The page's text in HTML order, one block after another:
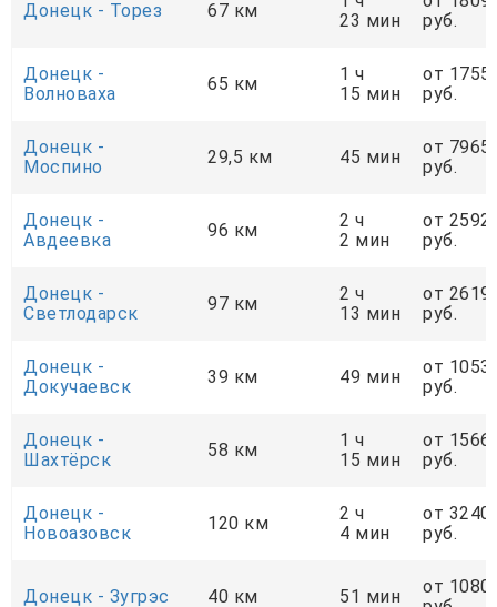
Донецк - Торез 67 км
23 мин
руб.
Донецк -
Волноваха
65 км
1 ч
15 мин
от 1755
руб.
Донецк -
Моспино
29,5 км 45 мин
от 7965
руб.
Донецк -
Авдеевка
96 км
2 ч
2 мин
от 2592
руб.
Донецк -
Светлодарск
97 км
2 ч
13 мин
от 2619
руб.
Донецк -
Докучаевск
39 км 49 мин
от 1053
руб.
Донецк -
Шахтёрск
58 км
1 ч
15 мин
от 1566
руб.
Донецк -
Новоазовск
120 км
2 ч
4 мин
от 3240
руб.
Донецк - Зугрэс 40 км 51 мин
от 1080